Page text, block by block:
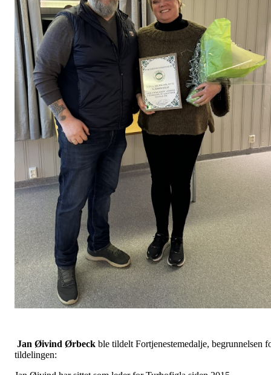
Jan Øivind Ørbeck ble tildelt Fortjenestemedalje, begrunnelsen
tildelingen: